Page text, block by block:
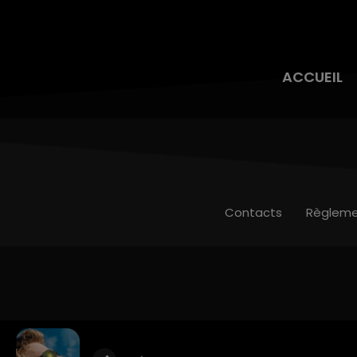
ACCUEIL
Contacts